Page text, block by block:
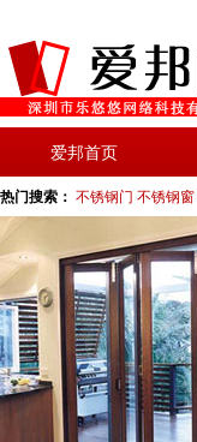
爱邦首页
热门搜索： 不锈钢门 不锈钢窗